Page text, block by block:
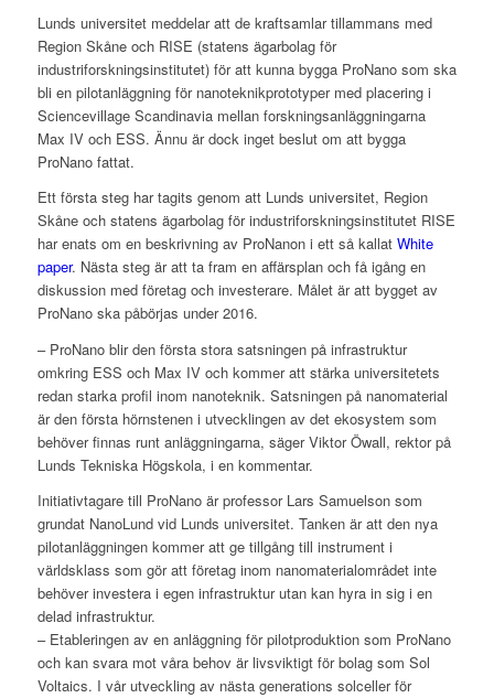
Lunds universitet meddelar att de kraftsamlar tillammans med
Region Skåne och RISE (statens ägarbolag för
industriforskningsinstitutet) för att kunna bygga ProNano som ska
bli en pilotanläggning för nanoteknikprototyper med placering i
Sciencevillage Scandinavia mellan forskningsanläggningarna
Max IV och ESS. Ännu är dock inget beslut om att bygga
ProNano fattat.
Ett första steg har tagits genom att Lunds universitet, Region
Skåne och statens ägarbolag för industriforskningsinstitutet RISE
har enats om en beskrivning av ProNanon i ett så kallat White
paper. Nästa steg är att ta fram en affärsplan och få igång en
diskussion med företag och investerare. Målet är att bygget av
ProNano ska påbörjas under 2016.
– ProNano blir den första stora satsningen på infrastruktur
omkring ESS och Max IV och kommer att stärka universitetets
redan starka profil inom nanoteknik. Satsningen på nanomaterial
är den första hörnstenen i utvecklingen av det ekosystem som
behöver finnas runt anläggningarna, säger Viktor Öwall, rektor på
Lunds Tekniska Högskola, i en kommentar.
Initiativtagare till ProNano är professor Lars Samuelson som
grundat NanoLund vid Lunds universitet. Tanken är att den nya
pilotanläggningen kommer att ge tillgång till instrument i
världsklass som gör att företag inom nanomaterialområdet inte
behöver investera i egen infrastruktur utan kan hyra in sig i en
delad infrastruktur.
– Etableringen av en anläggning för pilotproduktion som ProNano
och kan svara mot våra behov är livsviktigt för bolag som Sol
Voltaics. I vår utveckling av nästa generations solceller för